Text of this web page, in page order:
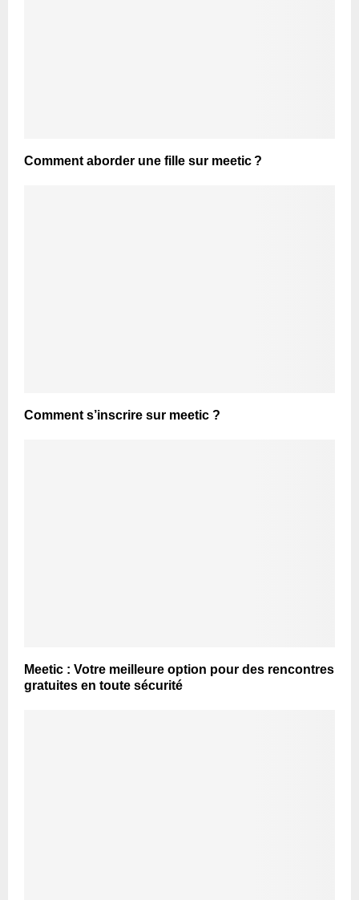
Comment aborder une fille sur meetic ?
Comment s’inscrire sur meetic ?
Meetic : Votre meilleure option pour des rencontres
gratuites en toute sécurité